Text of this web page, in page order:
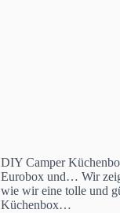
DIY Camper
Eurobox und… Wir
wie wir eine tolle und
Küchenbox…